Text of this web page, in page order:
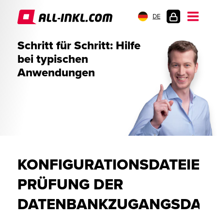
DE
Schritt für Schritt: Hilfe
bei typischen
Anwendungen
KONFIGURATIONSDATEIEN:
PRÜFUNG DER